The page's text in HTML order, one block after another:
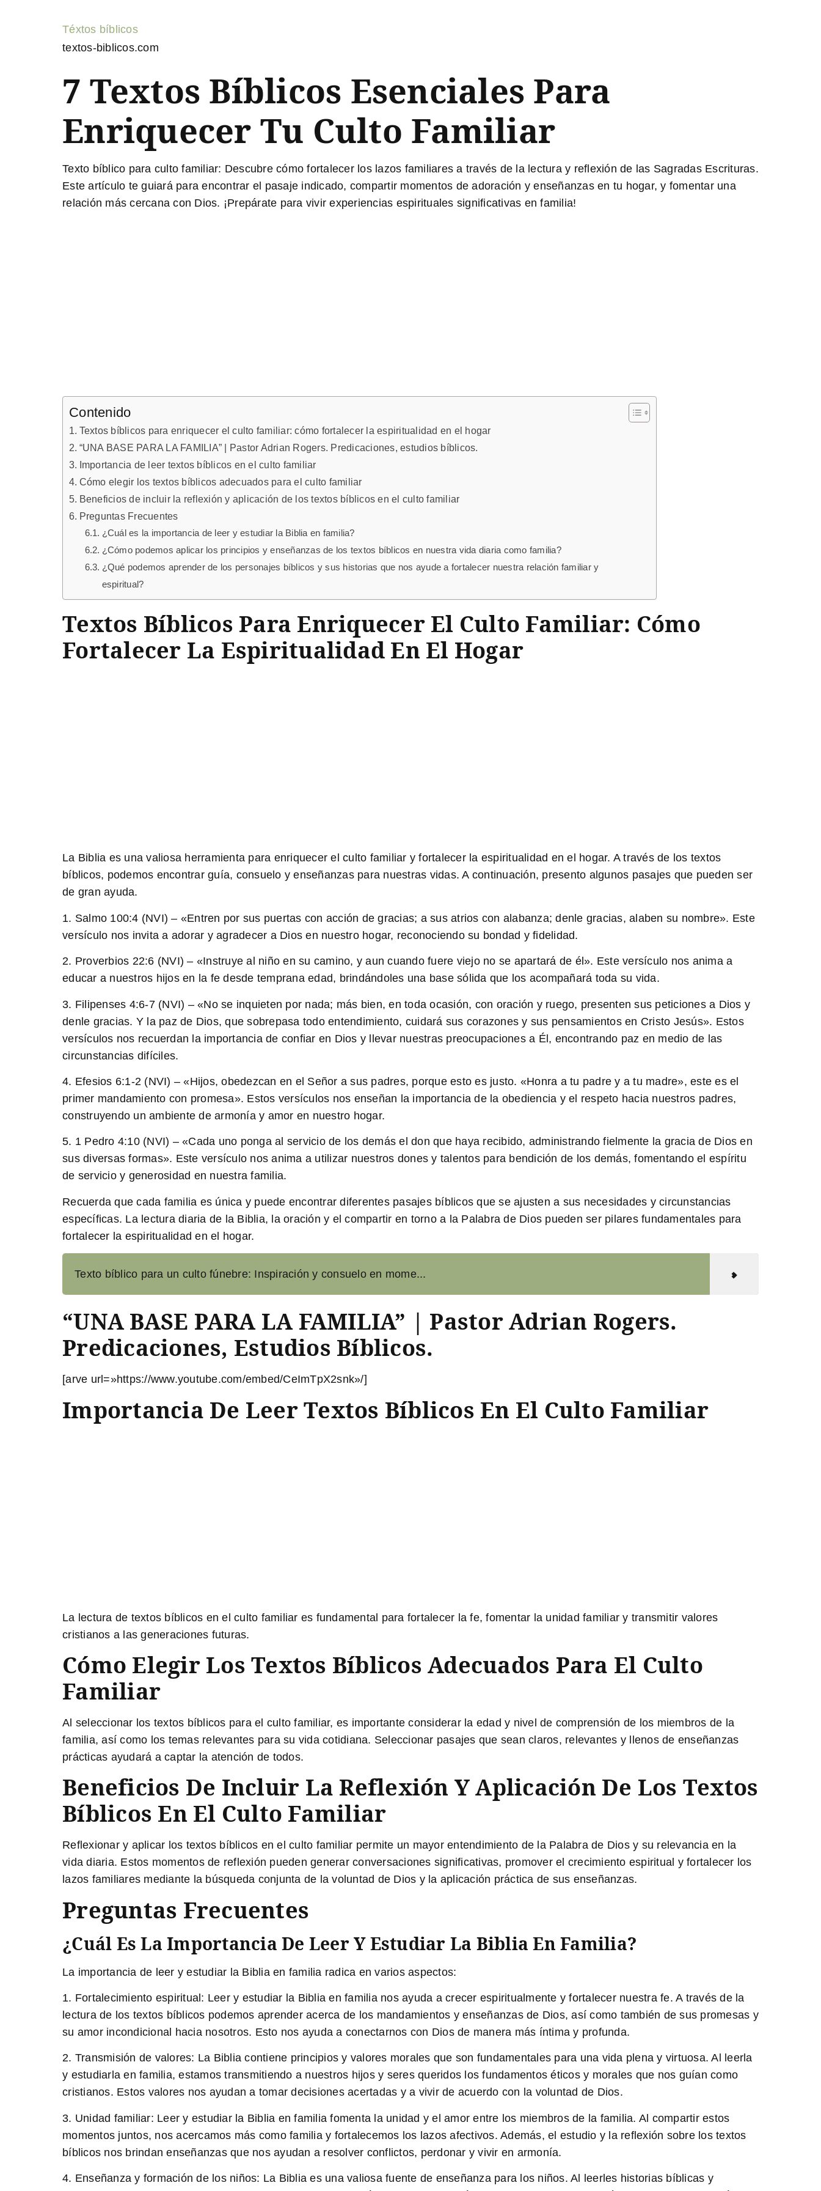
Téxtos bíblicos
textos-biblicos.com
7 Textos Bíblicos Esenciales Para
Enriquecer Tu Culto Familiar
Texto bíblico para culto familiar: Descubre cómo fortalecer los lazos familiares a través de la lectura y reflexión de las Sagradas Escrituras.
Este artículo te guiará para encontrar el pasaje indicado, compartir momentos de adoración y enseñanzas en tu hogar, y fomentar una
relación más cercana con Dios. ¡Prepárate para vivir experiencias espirituales significativas en familia!
Contenido
Textos bíblicos para enriquecer el culto familiar: cómo fortalecer la espiritualidad en el hogar
“UNA BASE PARA LA FAMILIA” | Pastor Adrian Rogers. Predicaciones, estudios bíblicos.
Importancia de leer textos bíblicos en el culto familiar
Cómo elegir los textos bíblicos adecuados para el culto familiar
Beneficios de incluir la reflexión y aplicación de los textos bíblicos en el culto familiar
Preguntas Frecuentes
¿Cuál es la importancia de leer y estudiar la Biblia en familia?
¿Cómo podemos aplicar los principios y enseñanzas de los textos bíblicos en nuestra vida diaria como familia?
¿Qué podemos aprender de los personajes bíblicos y sus historias que nos ayude a fortalecer nuestra relación familiar y
espiritual?
Textos Bíblicos Para Enriquecer El Culto Familiar: Cómo
Fortalecer La Espiritualidad En El Hogar
La Biblia es una valiosa herramienta para enriquecer el culto familiar y fortalecer la espiritualidad en el hogar. A través de los textos
bíblicos, podemos encontrar guía, consuelo y enseñanzas para nuestras vidas. A continuación, presento algunos pasajes que pueden ser
de gran ayuda.
1. Salmo 100:4 (NVI) – «Entren por sus puertas con acción de gracias; a sus atrios con alabanza; denle gracias, alaben su nombre». Este
versículo nos invita a adorar y agradecer a Dios en nuestro hogar, reconociendo su bondad y fidelidad.
2. Proverbios 22:6 (NVI) – «Instruye al niño en su camino, y aun cuando fuere viejo no se apartará de él». Este versículo nos anima a
educar a nuestros hijos en la fe desde temprana edad, brindándoles una base sólida que los acompañará toda su vida.
3. Filipenses 4:6-7 (NVI) – «No se inquieten por nada; más bien, en toda ocasión, con oración y ruego, presenten sus peticiones a Dios y
denle gracias. Y la paz de Dios, que sobrepasa todo entendimiento, cuidará sus corazones y sus pensamientos en Cristo Jesús». Estos
versículos nos recuerdan la importancia de confiar en Dios y llevar nuestras preocupaciones a Él, encontrando paz en medio de las
circunstancias difíciles.
4. Efesios 6:1-2 (NVI) – «Hijos, obedezcan en el Señor a sus padres, porque esto es justo. «Honra a tu padre y a tu madre», este es el
primer mandamiento con promesa». Estos versículos nos enseñan la importancia de la obediencia y el respeto hacia nuestros padres,
construyendo un ambiente de armonía y amor en nuestro hogar.
5. 1 Pedro 4:10 (NVI) – «Cada uno ponga al servicio de los demás el don que haya recibido, administrando fielmente la gracia de Dios en
sus diversas formas». Este versículo nos anima a utilizar nuestros dones y talentos para bendición de los demás, fomentando el espíritu
de servicio y generosidad en nuestra familia.
Recuerda que cada familia es única y puede encontrar diferentes pasajes bíblicos que se ajusten a sus necesidades y circunstancias
específicas. La lectura diaria de la Biblia, la oración y el compartir en torno a la Palabra de Dios pueden ser pilares fundamentales para
fortalecer la espiritualidad en el hogar.
Texto bíblico para un culto fúnebre: Inspiración y consuelo en mome...
“UNA BASE PARA LA FAMILIA” | Pastor Adrian Rogers.
Predicaciones, Estudios Bíblicos.
[arve url=»https://www.youtube.com/embed/CeImTpX2snk»/]
Importancia De Leer Textos Bíblicos En El Culto Familiar
La lectura de textos bíblicos en el culto familiar es fundamental para fortalecer la fe, fomentar la unidad familiar y transmitir valores
cristianos a las generaciones futuras.
Cómo Elegir Los Textos Bíblicos Adecuados Para El Culto
Familiar
Al seleccionar los textos bíblicos para el culto familiar, es importante considerar la edad y nivel de comprensión de los miembros de la
familia, así como los temas relevantes para su vida cotidiana. Seleccionar pasajes que sean claros, relevantes y llenos de enseñanzas
prácticas ayudará a captar la atención de todos.
Beneficios De Incluir La Reflexión Y Aplicación De Los Textos
Bíblicos En El Culto Familiar
Reflexionar y aplicar los textos bíblicos en el culto familiar permite un mayor entendimiento de la Palabra de Dios y su relevancia en la
vida diaria. Estos momentos de reflexión pueden generar conversaciones significativas, promover el crecimiento espiritual y fortalecer los
lazos familiares mediante la búsqueda conjunta de la voluntad de Dios y la aplicación práctica de sus enseñanzas.
Preguntas Frecuentes
¿Cuál Es La Importancia De Leer Y Estudiar La Biblia En Familia?
La importancia de leer y estudiar la Biblia en familia radica en varios aspectos:
1. Fortalecimiento espiritual: Leer y estudiar la Biblia en familia nos ayuda a crecer espiritualmente y fortalecer nuestra fe. A través de la
lectura de los textos bíblicos podemos aprender acerca de los mandamientos y enseñanzas de Dios, así como también de sus promesas y
su amor incondicional hacia nosotros. Esto nos ayuda a conectarnos con Dios de manera más íntima y profunda.
2. Transmisión de valores: La Biblia contiene principios y valores morales que son fundamentales para una vida plena y virtuosa. Al leerla
y estudiarla en familia, estamos transmitiendo a nuestros hijos y seres queridos los fundamentos éticos y morales que nos guían como
cristianos. Estos valores nos ayudan a tomar decisiones acertadas y a vivir de acuerdo con la voluntad de Dios.
3. Unidad familiar: Leer y estudiar la Biblia en familia fomenta la unidad y el amor entre los miembros de la familia. Al compartir estos
momentos juntos, nos acercamos más como familia y fortalecemos los lazos afectivos. Además, el estudio y la reflexión sobre los textos
bíblicos nos brindan enseñanzas que nos ayudan a resolver conflictos, perdonar y vivir en armonía.
4. Enseñanza y formación de los niños: La Biblia es una valiosa fuente de enseñanza para los niños. Al leerles historias bíblicas y